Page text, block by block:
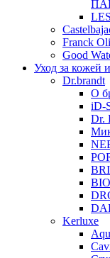
Franck
Good
Уход за кожей
Dr.brandt
О
iD-
Dr.
Kerluxe